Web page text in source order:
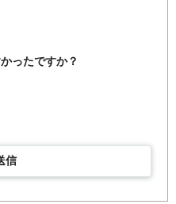
ったですか？
信